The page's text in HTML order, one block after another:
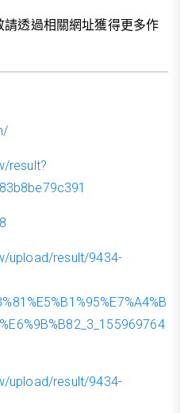
透過相關網址獲得更多作
result?
upload/result/9434-
upload/result/9434-